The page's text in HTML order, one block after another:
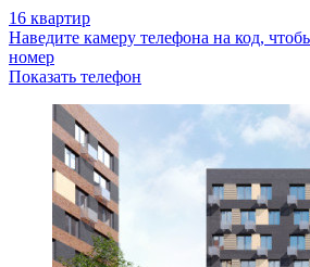
16 квартир
Наведите камеру телефона на код,
номер
Показать телефон